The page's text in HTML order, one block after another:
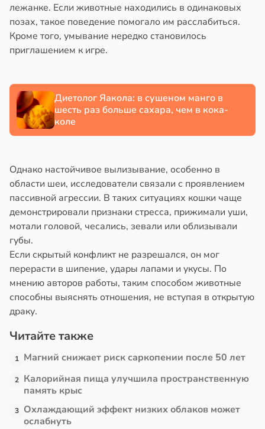
17:21
лежанке. Если животные находились в одинаковых
позах, такое поведение помогало им расслабиться.
Кроме того, умывание нередко становилось
приглашением к игре.
Диетолог Яакола: в сушеном манго в
шесть раз больше сахара, чем в кока-
коле
Однако настойчивое вылизывание, особенно в
области шеи, исследователи связали с проявлением
пассивной агрессии. В таких ситуациях кошки чаще
демонстрировали признаки стресса, прижимали уши,
мотали головой, чесались, зевали или облизывали
губы.
Если скрытый конфликт не разрешался, он мог
перерасти в шипение, удары лапами и укусы. По
мнению авторов работы, таким способом животные
способны выяснять отношения, не вступая в открытую
драку.
Читайте также
1 Магний снижает риск саркопении после 50 лет
2 Калорийная пища улучшила пространственную
память крыс
3 Охлаждающий эффект низких облаков может
ослабнуть